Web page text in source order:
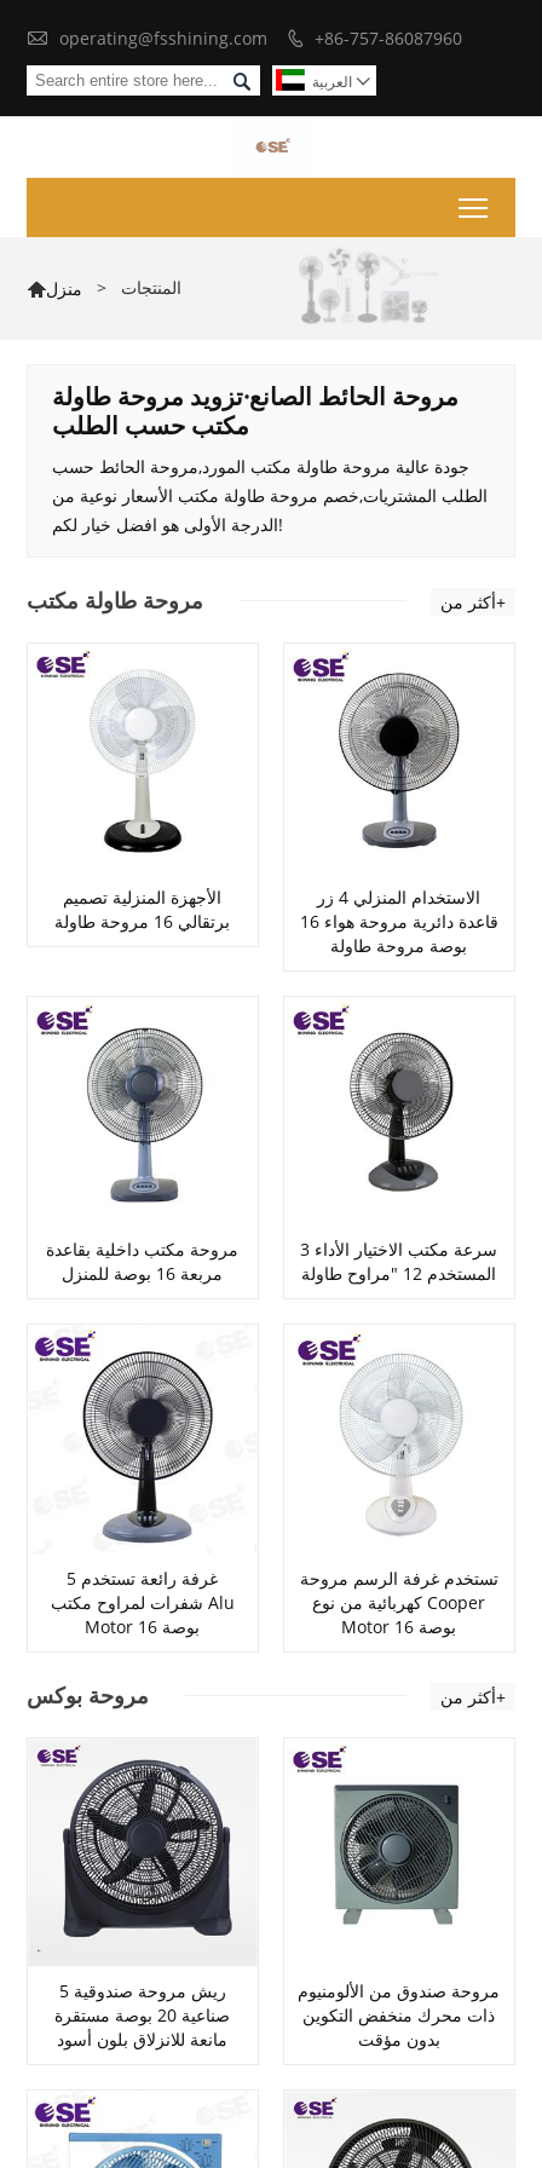
 operating@fsshining.com  +86-757-86087960
 العربية 
منزل > المنتجات
مروحة الحائط الصانع·تزويد مروحة طاولة
مكتب حسب الطلب
جودة عالية مروحة طاولة مكتب المورد,مروحة الحائط حسب
الطلب المشتريات,خصم مروحة طاولة مكتب الأسعار نوعية من
الدرجة الأولى هو افضل خيار لكم!
مروحة طاولة مكتب أكثر من+
الأجهزة المنزلية تصميم
برتقالي 16 مروحة طاولة
الاستخدام المنزلي 4 زر
قاعدة دائرية مروحة هواء 16
بوصة مروحة طاولة
مروحة مكتب داخلية بقاعدة
مربعة 16 بوصة للمنزل
3 سرعة مكتب الاختيار الأداء
المستخدم 12 "مراوح طاولة
غرفة رائعة تستخدم 5
شفرات لمراوح مكتب Alu
Motor 16 بوصة
تستخدم غرفة الرسم مروحة
كهربائية من نوع Cooper
Motor 16 بوصة
مروحة بوكس أكثر من+
5 ريش مروحة صندوقية
صناعية 20 بوصة مستقرة
مانعة للانزلاق بلون أسود
مروحة صندوق من الألومنيوم
ذات محرك منخفض التكوين
بدون مؤقت